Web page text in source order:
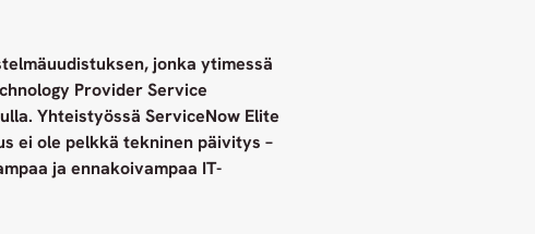
jonka ytimessä
Provider Service
Yhteistyössä ServiceNow Elite
ei ole pelkkä tekninen päivitys –
ja ennakoivampaa IT-